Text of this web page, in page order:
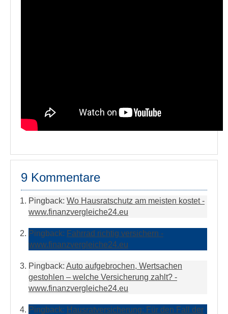
9 Kommentare
Pingback: Wo Hausratschutz am meisten kostet -
www.finanzvergleiche24.eu
Pingback: Fahrrad richtig versichern -
www.finanzvergleiche24.eu
Pingback: Auto aufgebrochen, Wertsachen
gestohlen – welche Versicherung zahlt? -
www.finanzvergleiche24.eu
Pingback: Hausratversicherung: Für den Fall der